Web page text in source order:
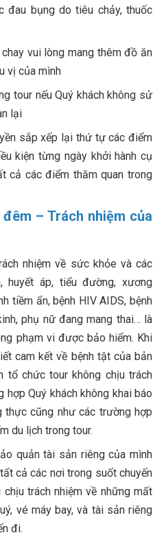
bụng do tiêu chảy, thuốc
vui lòng mang thêm đồ ăn
vị của mình
tour nếu Quý khách không sử
lại
sắp xếp lại thứ tự các điểm
kiện từng ngày khởi hành cụ
cả các điểm thăm quan trong
– Trách nhiệm của
nhiệm về sức khỏe và các
huyết áp, tiểu đường, xương
tiềm ẩn, bệnh HIV AIDS, bệnh
phụ nữ đang mang thai… là
phạm vi được bảo hiểm. Khi
cam kết về bệnh tật của bản
tổ chức tour không chịu trách
Quý khách không khai báo
thực cũng như các trường hợp
du lịch trong tour.
quản tài sản riêng của mình
cả các nơi trong suốt chuyến
trách nhiệm về những mất
vé máy bay, và tài sản riêng
đi.